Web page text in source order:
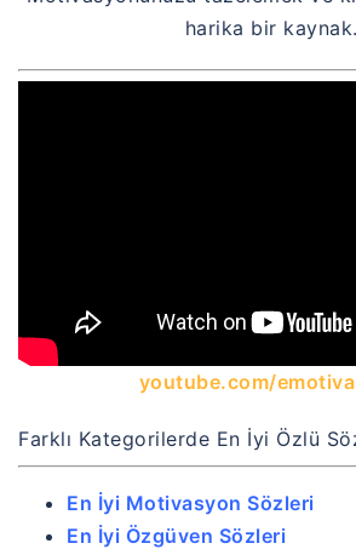
harika bir kaynak.
youtube.com/
Farklı Kategorilerde En İyi Özlü
En İyi Motivasyon Sözleri
En İyi Özgüven Sözleri